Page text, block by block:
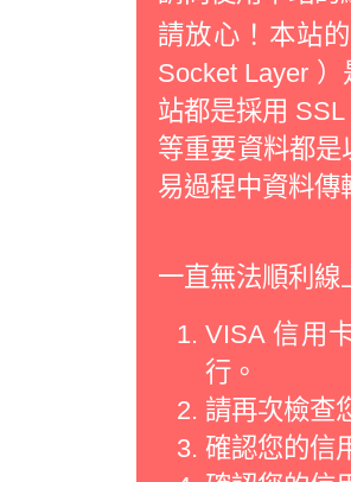
請放心！本站
Socket Layer
站都是採用
等重要資料都
易過程中資料傳
一直無法順利線
VISA 信用
行。
請再次檢查
確認您的信